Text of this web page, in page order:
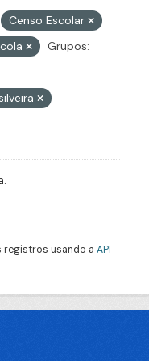
Censo Escolar
Grupos:
registros usando a API